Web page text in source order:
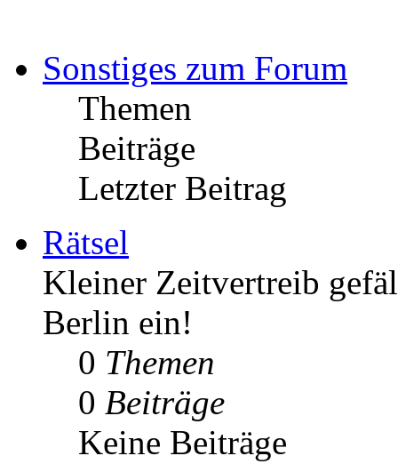
Sonstiges zum Forum
Themen
Beiträge
Letzter Beitrag
Rätsel
Kleiner Zeitvertreib
Berlin ein!
0 Themen
0 Beiträge
Keine Beiträge